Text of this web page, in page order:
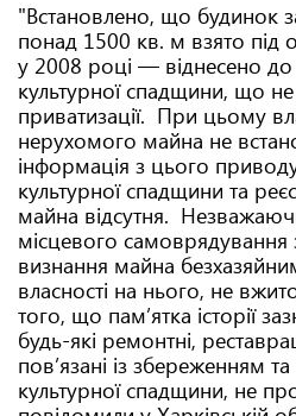
"Встановлено, що будинок
понад 1500 кв. м взято під
у 2008 році — віднесено до
культурної спадщини, що не
приватизації. При цьому
нерухомого майна не
інформація з цього
культурної спадщини та
майна відсутня.
місцевого
визнання майна
власності на нього, не
того, що пам’ятка історії
будь-які ремонтні,
пов’язані із збереженням
культурної спадщини, не